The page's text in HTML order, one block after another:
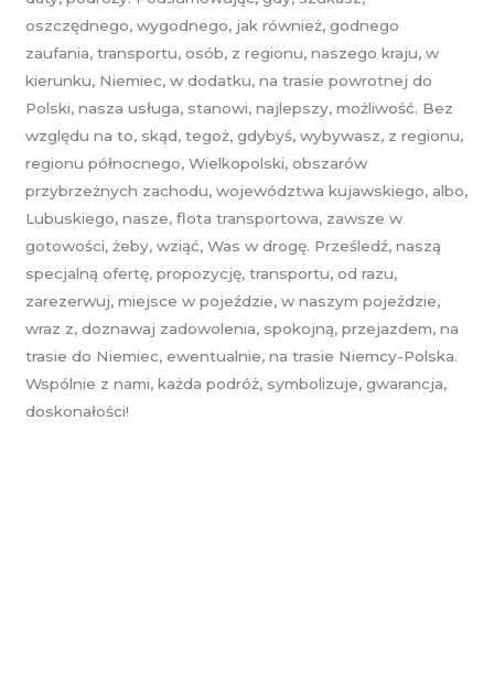
oszczędnego, wygodnego, jak również, godnego
zaufania, transportu, osób, z regionu, naszego kraju, w
kierunku, Niemiec, w dodatku, na trasie powrotnej do
Polski, nasza usługa, stanowi, najlepszy, możliwość. Bez
względu na to, skąd, tegoż, gdybyś, wybywasz, z regionu,
regionu północnego, Wielkopolski, obszarów
przybrzeżnych zachodu, województwa kujawskiego, albo,
Lubuskiego, nasze, flota transportowa, zawsze w
gotowości, żeby, wziąć, Was w drogę. Prześledź, naszą
specjalną ofertę, propozycję, transportu, od razu,
zarezerwuj, miejsce w pojeździe, w naszym pojeździe,
wraz z, doznawaj zadowolenia, spokojną, przejazdem, na
trasie do Niemiec, ewentualnie, na trasie Niemcy-Polska.
Wspólnie z nami, każda podróż, symbolizuje, gwarancja,
doskonałości!